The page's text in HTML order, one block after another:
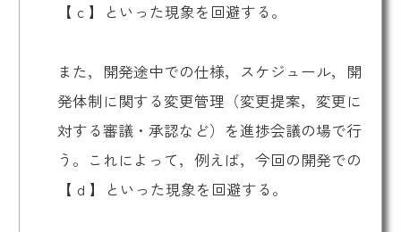
【 c 】といった現象を回避する。
また，開発途中での仕様，スケジュール，開
発体制に関する変更管理（変更提案，変更に
対する審議・承認など）を進捗会議の場で行
う。これによって，例えば，今回の開発での
【 d 】といった現象を回避する。